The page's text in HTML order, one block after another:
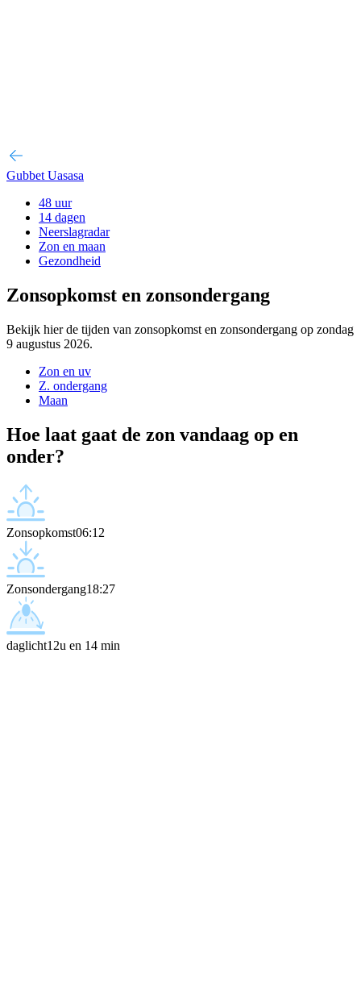
Gubbet Uasasa
48 uur
14 dagen
Neerslagradar
Zon en maan
Gezondheid
Zonsopkomst en zonsondergang
Bekijk hier de tijden van zonsopkomst en zonsondergang op zondag
9 augustus 2026.
Zon en uv
Z. ondergang
Maan
Hoe laat gaat de zon vandaag op en
onder?
Zonsopkomst06:12
Zonsondergang18:27
daglicht12u en 14 min